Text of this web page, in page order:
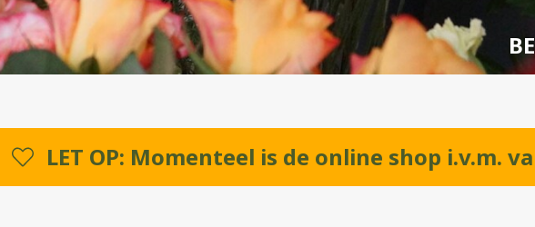
LET OP: Momenteel is de online shop i.v.m.